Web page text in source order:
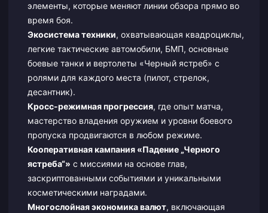
элементы, которые меняют линии обзора прямо во
время боя.
Экосистема техники, охватывающая квадроциклы,
легкие тактические автомобили, БМП, основные
боевые танки и вертолеты «Черный ястреб» с
ролями для каждого места (пилот, стрелок,
десантник).
Кросс-режимная прогрессия, где опыт матча,
мастерство владения оружием и уровни боевого
пропуска продвигаются в любом режиме.
Кооперативная кампания «Падение „Черного
ястреба“» с миссиями на основе глав,
заскриптованными событиями и уникальными
косметическими наградами.
Многослойная экономика валют, включающая